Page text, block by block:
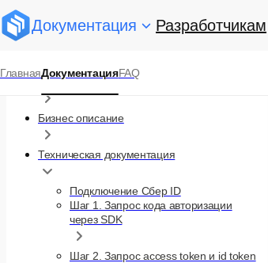
Документация Разработчикам
ГлавнаяДокументацияFAQ
Юридические документы
Бизнес описание
Техническая документация
Подключение Сбер ID
Шаг 1. Запрос кода авторизации
через SDK
Шаг 2. Запрос access token и id token